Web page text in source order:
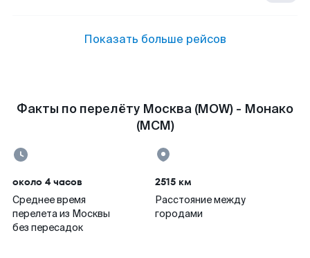
Показать больше рейсов
Факты по перелёту Москва (MOW) - Монако
(MCM)
около 4 часов
Среднее время
перелета из Москвы
без пересадок
2515 км
Расстояние между
городами